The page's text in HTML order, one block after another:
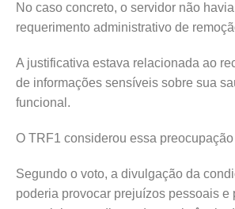
No caso concreto, o servidor não
requerimento administrativo de
A justificativa estava relacionada ao
de informações sensíveis sobre sua
funcional.
O TRF1 considerou essa
Segundo o voto, a divulgação da
poderia provocar prejuízos pessoais e